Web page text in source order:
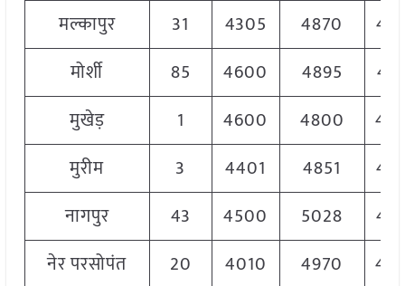
मल्कापुर
31 4305 4870
मोर्शी
85 4600 4895
मुखेड़
1 4600 4800
मुरीम
3 4401 4851
नागपुर
43 4500 5028
नेर परसोपंत
20 4010 4970